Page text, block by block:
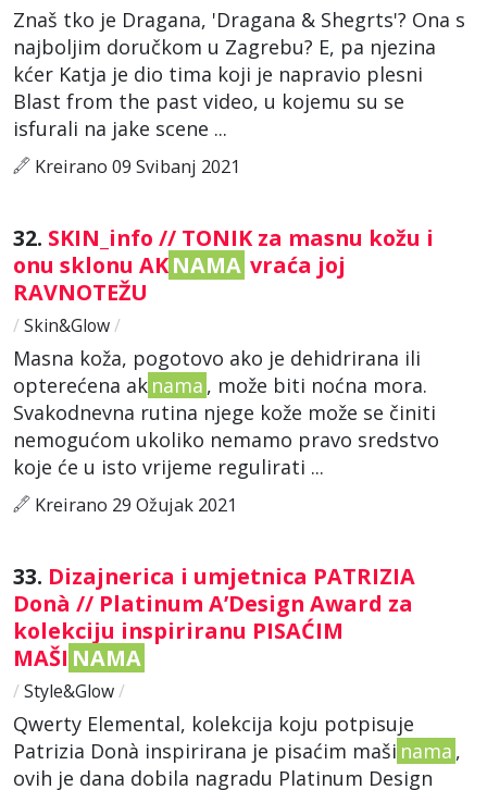
Znaš tko je Dragana, 'Dragana & Shegrts'? Ona s
najboljim doručkom u Zagrebu? E, pa njezina
kćer Katja je dio tima koji je napravio plesni
Blast from the past video, u kojemu su se
isfurali na jake scene ...
Kreirano 09 Svibanj 2021
32. SKIN_info // TONIK za masnu kožu i
onu sklonu AKNAMA vraća joj
RAVNOTEŽU
/ Skin&Glow/
Masna koža, pogotovo ako je dehidrirana ili
opterećena ak nama , može biti noćna mora.
Svakodnevna rutina njege kože može se činiti
nemogućom ukoliko nemamo pravo sredstvo
koje će u isto vrijeme regulirati ...
Kreirano 29 Ožujak 2021
33. Dizajnerica i umjetnica PATRIZIA
Donà // Platinum A’Design Award za
kolekciju inspiriranu PISAĆIM
MAŠI NAMA
/ Style&Glow/
Qwerty Elemental, kolekcija koju potpisuje
Patrizia Donà inspirirana je pisaćim maši nama ,
ovih je dana dobila nagradu Platinum Design